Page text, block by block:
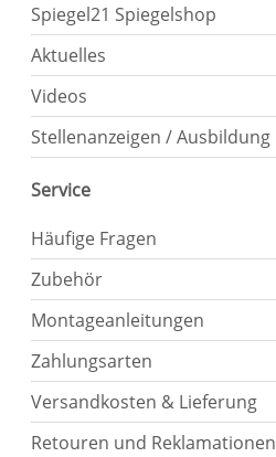
Spiegel21 Spiegelshop
Aktuelles
Videos
Stellenanzeigen / Ausbildung
Service
Häufige Fragen
Zubehör
Montageanleitungen
Zahlungsarten
Versandkosten & Lieferung
Retouren und Reklamationen